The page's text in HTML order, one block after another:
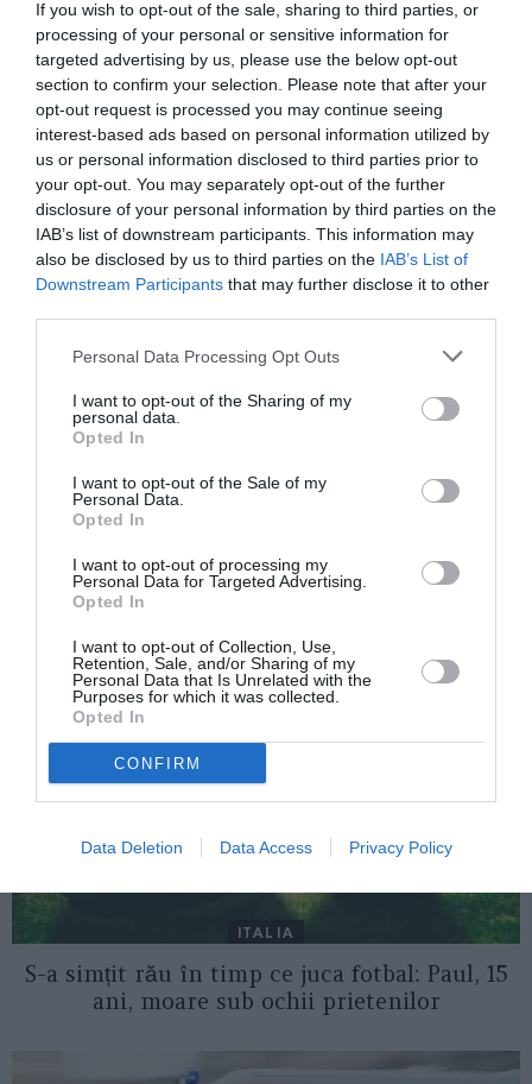
If you wish to opt-out of the sale, sharing to third parties, or
processing of your personal or sensitive information for
targeted advertising by us, please use the below opt-out
section to confirm your selection. Please note that after your
opt-out request is processed you may continue seeing
interest-based ads based on personal information utilized by
us or personal information disclosed to third parties prior to
your opt-out. You may separately opt-out of the further
disclosure of your personal information by third parties on the
IAB’s list of downstream participants. This information may
also be disclosed by us to third parties on the IAB’s List of
Downstream Participants that may further disclose it to other
Personal Data Processing Opt Outs
I want to opt-out of the Sharing of my
personal data.
Opted In
I want to opt-out of the Sale of my
Personal Data.
Opted In
I want to opt-out of processing my
Personal Data for Targeted Advertising.
Opted In
I want to opt-out of Collection, Use,
Retention, Sale, and/or Sharing of my
Personal Data that Is Unrelated with the
Purposes for which it was collected.
Opted In
CONFIRM
Data Deletion Data Access Privacy Policy
fericire, disponibilitatea bărbatului de a opri imediat a
împiedicat implicarea altor vehicule, scrie
primailcanavese.it.
>>>S-a simțit rău în timp ce era la cumpărături la
minimarket, carabinier de 53 de ani moare la
Ancona
MOARTE SUBITA
două cuțite aleargă după tinerii care
Următorul articol
Bari, mașina electrică ia foc în parcarea
supermarketului, cadavru carbonizat
înăuntru, era al unei persoane cu handicap
AȚI PUTEA DORI DE
ITALIA
S-a simțit rău în timp ce juca fotbal: Paul, 15
ani, moare sub ochii prietenilor